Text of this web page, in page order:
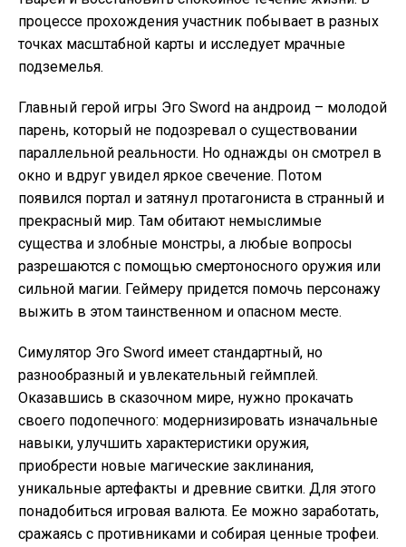
процессе прохождения участник побывает в разных
точках масштабной карты и исследует мрачные
подземелья.
Главный герой игры Эго Sword на андроид – молодой
парень, который не подозревал о существовании
параллельной реальности. Но однажды он смотрел в
окно и вдруг увидел яркое свечение. Потом
появился портал и затянул протагониста в странный и
прекрасный мир. Там обитают немыслимые
существа и злобные монстры, а любые вопросы
разрешаются с помощью смертоносного оружия или
сильной магии. Геймеру придется помочь персонажу
выжить в этом таинственном и опасном месте.
Симулятор Эго Sword имеет стандартный, но
разнообразный и увлекательный геймплей.
Оказавшись в сказочном мире, нужно прокачать
своего подопечного: модернизировать изначальные
навыки, улучшить характеристики оружия,
приобрести новые магические заклинания,
уникальные артефакты и древние свитки. Для этого
понадобиться игровая валюта. Ее можно заработать,
сражаясь с противниками и собирая ценные трофеи.